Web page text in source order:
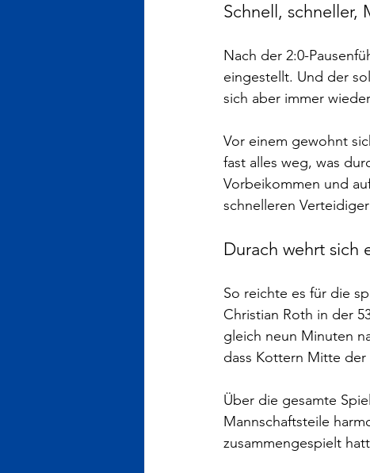
Schnell, schneller,
Nach der 2:0-
eingestellt. Und der
sich aber immer
Vor einem gewohnt
fast alles weg, was
Vorbeikommen und
schnelleren
Durach wehrt sich
So reichte es für die
Christian Roth in der
gleich neun Minuten
dass Kottern Mitte der
Über die gesamte
Mannschaftsteile
zusammengespielt